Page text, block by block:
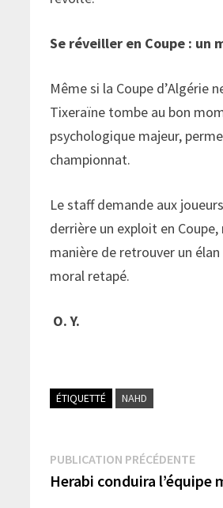
Se réveiller en Coupe :
Même si la Coupe d’Algérie
Tixeraïne tombe au bon
psychologique majeur,
championnat.
Le staff demande aux
derrière un exploit en
manière de retrouver un
moral retapé.
O. Y.
ÉTIQUETTÉ NAHD
Navigation
de
PUBLICATION PRÉCÉDENTE
Herabi conduira